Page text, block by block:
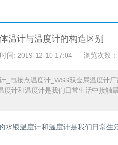
温计与温度计的构造区别
时间: 2019-12-10 17:04 浏览次数：
_电接点温度计_WSS双金属温度计
计和温度计是我们日常生活中接触
银温度计和温度计是我们日常生